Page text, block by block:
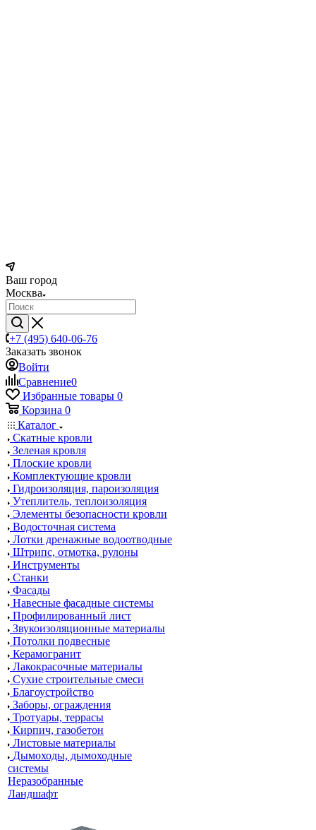
Ваш город
Москва
+7 (495) 640-06-76
Заказать звонок
Войти
Сравнение0
Избранные товары 0
Корзина 0
Каталог
Скатные кровли
Зеленая кровля
Плоские кровли
Комплектующие кровли
Гидроизоляция, пароизоляция
Утеплитель, теплоизоляция
Элементы безопасности кровли
Водосточная система
Лотки дренажные водоотводные
Штрипс, отмотка, рулоны
Инструменты
Станки
Фасады
Навесные фасадные системы
Профилированный лист
Звукоизоляционные материалы
Потолки подвесные
Керамогранит
Лакокрасочные материалы
Сухие строительные смеси
Благоустройство
Заборы, ограждения
Тротуары, террасы
Кирпич, газобетон
Листовые материалы
Дымоходы, дымоходные
системы
Неразобранные
Ландшафт